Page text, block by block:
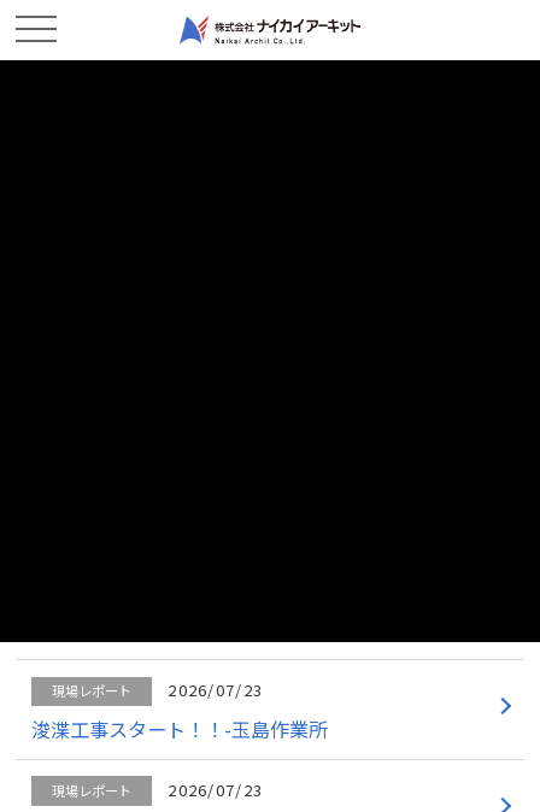
現場レポート 2026/07/23
浚渫工事スタート！！-玉島作業所
現場レポート 2026/07/23